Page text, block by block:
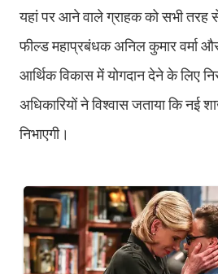
यहां पर आने वाले ग्राहक को सभी
फील्ड महाप्रबंधक अनिल कुमार वर्मा
आर्थिक विकास में योगदान देने के लिए
अधिकारियों ने विश्वास जताया कि नई
निभाएगी।